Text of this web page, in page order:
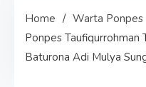
Home
Warta Ponpes
Ponpes Taufiqurrohman
Baturona Adi Mulya